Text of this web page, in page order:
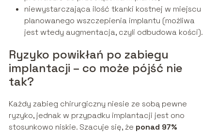
niewystarczająca ilość tkanki kostnej w miejscu
planowanego wszczepienia implantu (możliwa
jest wtedy augmentacja, czyli odbudowa kości).
Ryzyko powikłań po zabiegu
implantacji – co może pójść nie
tak?
Każdy zabieg chirurgiczny niesie ze sobą pewne
ryzyko, jednak w przypadku implantacji jest ono
stosunkowo niskie. Szacuje się, że ponad 97%